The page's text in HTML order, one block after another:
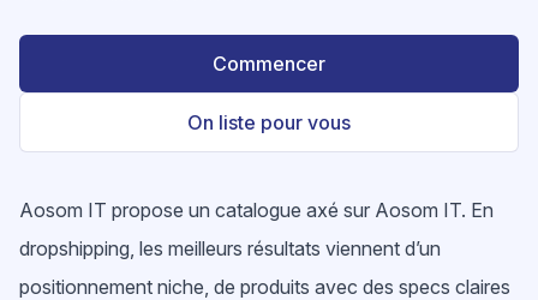
Commencer
On liste pour vous
Aosom IT propose un catalogue axé sur Aosom IT. En
dropshipping, les meilleurs résultats viennent d’un
positionnement niche, de produits avec des specs claires